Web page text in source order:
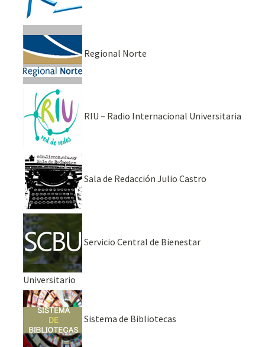
Regional Norte
RIU – Radio Internacional Universitaria
Sala de Redacción Julio Castro
Servicio Central de Bienestar
Universitario
Sistema de Bibliotecas